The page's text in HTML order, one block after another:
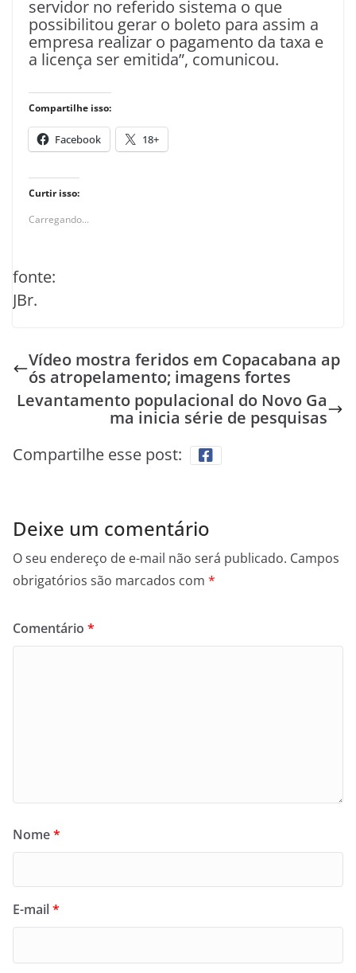
servidor no referido sistema o que
possibilitou gerar o boleto para assim a
empresa realizar o pagamento da taxa e
a licença ser emitida”, comunicou.
Compartilhe isso:
Facebook 18+
Curtir isso:
Carregando...
fonte:
JBr.
Vídeo mostra feridos em Copacabana ap
ós atropelamento; imagens fortes
Levantamento populacional do Novo Ga
ma inicia série de pesquisas
Compartilhe esse post:
Deixe um comentário
O seu endereço de e-mail não será publicado. Campos
obrigatórios são marcados com *
Comentário *
Nome*
E-mail*